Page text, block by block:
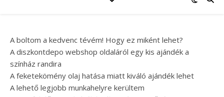
A boltom a kedvenc tévém! Hogy ez miként lehet?
A diszkontdepo webshop oldaláról egy kis ajándék a
színház randira
A feketekömény olaj hatása miatt kiváló ajándék lehet
A lehető legjobb munkahelyre kerültem